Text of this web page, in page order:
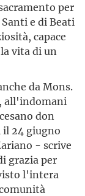
per
e di Beati
capace
vita di un
da Mons.
all'indomani
don
il 24 giugno
- scrive
grazia per
l'intera